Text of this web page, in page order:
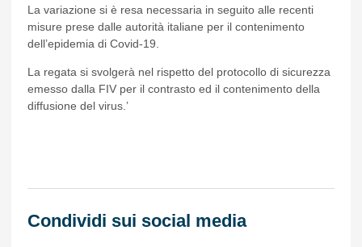
La variazione si è resa necessaria in seguito alle recenti
misure prese dalle autorità italiane per il contenimento
dell’epidemia di Covid-19.
La regata si svolgerà nel rispetto del protocollo di sicurezza
emesso dalla FIV per il contrasto ed il contenimento della
diffusione del virus.’
Condividi sui social media